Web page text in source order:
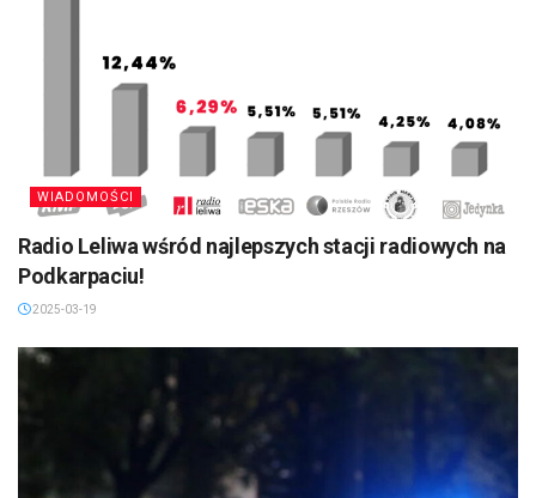
WIADOMOŚCI
Radio Leliwa wśród najlepszych stacji radiowych na
Podkarpaciu!
2025-03-19